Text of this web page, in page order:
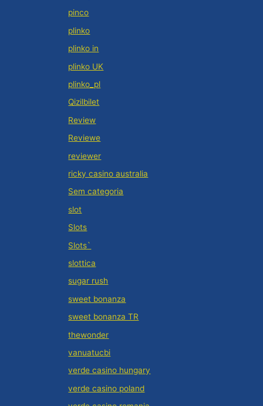
pinco
plinko
plinko in
plinko UK
plinko_pl
Qizilbilet
Review
Reviewe
reviewer
ricky casino australia
Sem categoria
slot
Slots
Slots`
slottica
sugar rush
sweet bonanza
sweet bonanza TR
thewonder
vanuatucbi
verde casino hungary
verde casino poland